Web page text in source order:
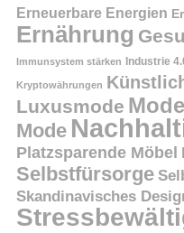
Erneuerbare Energien
Ernährung
Immunsystem stärken Industrie
Kryptowährungen
Luxusmode
Mode
Platzsparende Möbel
Selbstfürsorge
Skandinavisches